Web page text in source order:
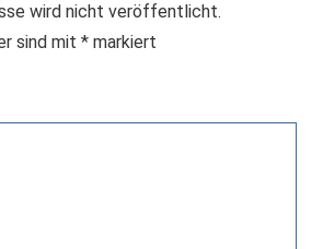
wird nicht veröffentlicht.
sind mit * markiert